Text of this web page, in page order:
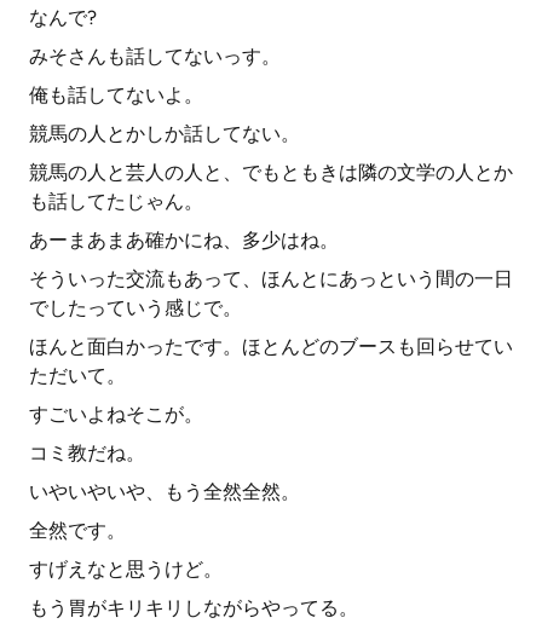
なんで?
みそさんも話してないっす。
俺も話してないよ。
競馬の人とかしか話してない。
競馬の人と芸人の人と、でもともきは隣の文学の人とか
も話してたじゃん。
あーまあまあ確かにね、多少はね。
そういった交流もあって、ほんとにあっという間の一日
でしたっていう感じで。
ほんと面白かったです。ほとんどのブースも回らせてい
ただいて。
すごいよねそこが。
コミ教だね。
いやいやいや、もう全然全然。
全然です。
すげえなと思うけど。
もう胃がキリキリしながらやってる。